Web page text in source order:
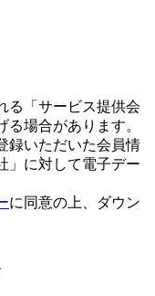
る「サービス提供会
場合があります。
録いただいた会員情
」に対して電子デー
に同意の上、ダウン